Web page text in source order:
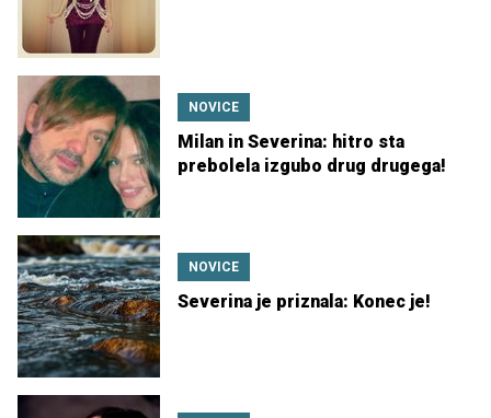
NOVICE
Milan in Severina: hitro sta
prebolela izgubo drug drugega!
NOVICE
Severina je priznala: Konec je!